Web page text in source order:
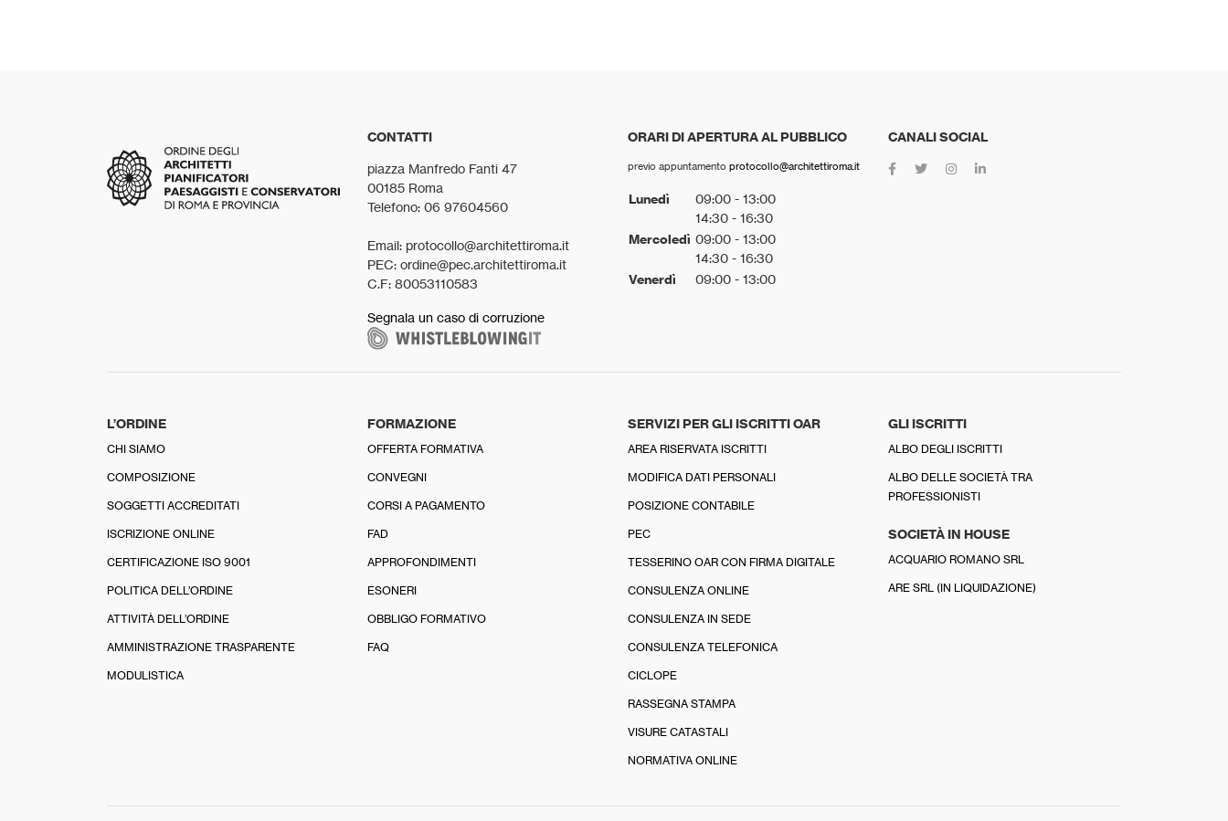
CONTATTI
piazza Manfredo Fanti 47
00185 Roma
Telefono: 06 97604560
Email: protocollo@architettiroma.it
PEC: ordine@pec.architettiroma.it
C.F: 80053110583
Segnala un caso di corruzione
ORARI DI APERTURA AL PUBBLICO
previo appuntamento protocollo@architettiroma.it
Lunedì
09:00 - 13:00
14:30 - 16:30
Mercoledì 09:00 - 13:00
14:30 - 16:30
Venerdì 09:00 - 13:00
CANALI SOCIAL
L’ORDINE
CHI SIAMO
COMPOSIZIONE
SOGGETTI ACCREDITATI
ISCRIZIONE ONLINE
CERTIFICAZIONE ISO 9001
POLITICA DELL’ORDINE
ATTIVITÀ DELL’ORDINE
AMMINISTRAZIONE TRASPARENTE
MODULISTICA
FORMAZIONE
OFFERTA FORMATIVA
CONVEGNI
CORSI A PAGAMENTO
FAD
APPROFONDIMENTI
ESONERI
OBBLIGO FORMATIVO
FAQ
SERVIZI PER GLI ISCRITTI OAR
AREA RISERVATA ISCRITTI
MODIFICA DATI PERSONALI
POSIZIONE CONTABILE
PEC
TESSERINO OAR CON FIRMA DIGITALE
CONSULENZA ONLINE
CONSULENZA IN SEDE
CONSULENZA TELEFONICA
CICLOPE
RASSEGNA STAMPA
VISURE CATASTALI
NORMATIVA ONLINE
GLI ISCRITTI
ALBO DEGLI ISCRITTI
ALBO DELLE SOCIETÀ TRA
PROFESSIONISTI
SOCIETÀ IN HOUSE
ACQUARIO ROMANO SRL
ARE SRL (IN LIQUIDAZIONE)